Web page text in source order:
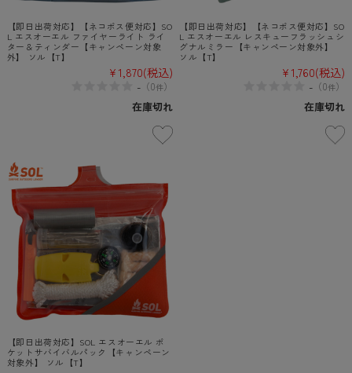
【即日出荷対応】【ネコポス便対応】SO
L エスオーエル ファイヤーライト ライ
ター＆ティンダー【キャンペーン対象
外】 ソル【T】
¥1,870(税込)
-（0件）
在庫切れ
【即日出荷対応】【ネコポス便対応】SO
L エスオーエル レスキューフラッシュシ
グナルミラー【キャンペーン対象外】
ソル【T】
¥1,760(税込)
- （0件）
在庫切れ
【即日出荷対応】SOL エスオーエル ポ
ケットサバイバルパック【キャンペーン
対象外】 ソル【T】